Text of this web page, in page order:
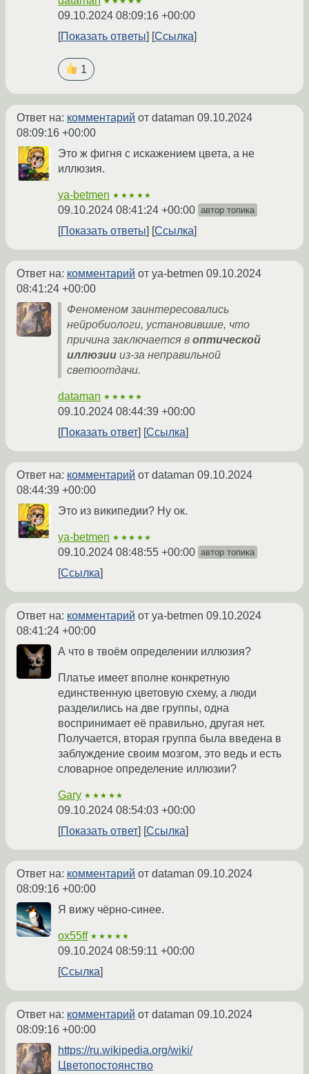
09.10.2024 08:09:16 +00:00
Показать ответы
Ссылка
1
Ответ на: комментарий от dataman 09.10.2024
08:09:16 +00:00
Это ж фигня с искажением цвета, а не
иллюзия.
ya-betmen ★★★★★
09.10.2024 08:41:24 +00:00 автор топика
Показать ответы Ссылка
Ответ на: комментарий от ya-betmen 09.10.2024
08:41:24 +00:00
Феноменом заинтересовались
нейробиологи, установившие, что
причина заключается в оптической
иллюзии из-за неправильной
светоотдачи.
dataman ★★★★★
09.10.2024 08:44:39 +00:00
Показать ответ
Ссылка
Ответ на: комментарий от dataman 09.10.2024
08:44:39 +00:00
Это из википедии? Ну ок.
ya-betmen ★★★★★
09.10.2024 08:48:55 +00:00 автор топика
Ссылка
Ответ на: комментарий от ya-betmen 09.10.2024
08:41:24 +00:00
А что в твоём определении иллюзия?
Платье имеет вполне конкретную
единственную цветовую схему, а люди
разделились на две группы, одна
воспринимает её правильно, другая нет.
Получается, вторая группа была введена в
заблуждение своим мозгом, это ведь и есть
словарное определение иллюзии?
Gary ★★★★★
09.10.2024 08:54:03 +00:00
Показать ответ
Ссылка
Ответ на: комментарий от dataman 09.10.2024
08:09:16 +00:00
Я вижу чёрно-синее.
ox55ff ★★★★★
09.10.2024 08:59:11 +00:00
Ссылка
Ответ на: комментарий от dataman 09.10.2024
08:09:16 +00:00
https://ru.wikipedia.org/wiki/
Цветопостоянство